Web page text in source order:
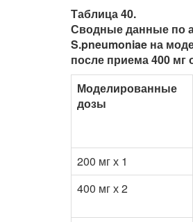
Таблица 40.
Сводные данные по
S.pneumoniae на
после приема 400 мг
Моделированные
дозы
200 мг х 1
400 мг х 2